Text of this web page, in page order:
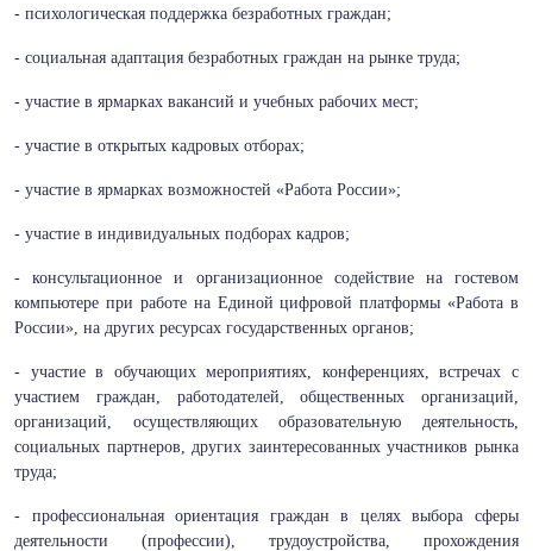
- психологическая поддержка безработных граждан;
- социальная адаптация безработных граждан на рынке труда;
- участие в ярмарках вакансий и учебных рабочих мест;
- участие в открытых кадровых отборах;
- участие в ярмарках возможностей «Работа России»;
- участие в индивидуальных подборах кадров;
- консультационное и организационное содействие на гостевом
компьютере при работе на Единой цифровой платформы «Работа в
России», на других ресурсах государственных органов;
- участие в обучающих мероприятиях, конференциях, встречах с
участием граждан, работодателей, общественных организаций,
организаций, осуществляющих образовательную деятельность,
социальных партнеров, других заинтересованных участников рынка
труда;
- профессиональная ориентация граждан в целях выбора сферы
деятельности (профессии), трудоустройства, прохождения